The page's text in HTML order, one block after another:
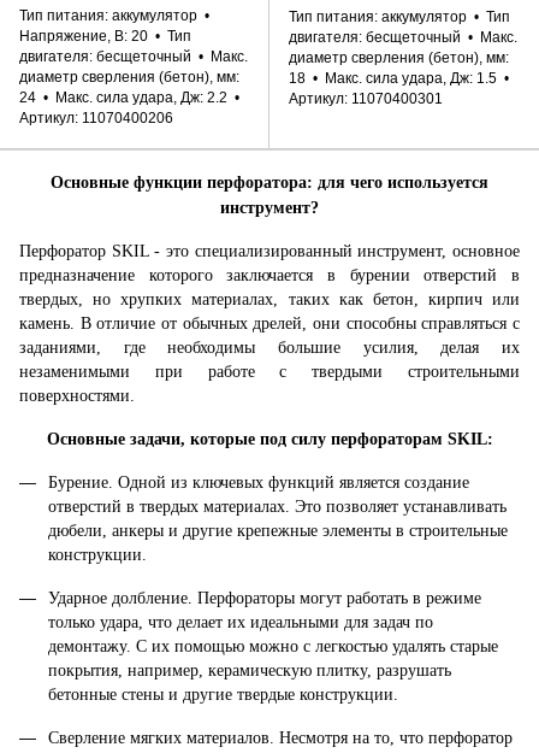
(RH1E3851CA+BR1E3137AA+C
R1E3122AA) промо-комплект
Тип питания аккумулятор
Напряжение, В 20
Тип
двигателя бесщеточный
Макс.
диаметр сверления (бетон), мм
24
Макс. сила удара, Дж 2.2
Артикул 11070400206
Тип питания аккумулятор
Тип
двигателя бесщеточный
Макс.
диаметр сверления (бетон), мм
18
Макс. сила удара, Дж 1.5
Артикул 11070400301
Основные функции перфоратора: для чего используется
инструмент?
Перфоратор SKIL - это специализированный инструмент, основное
предназначение которого заключается в бурении отверстий в
твердых, но хрупких материалах, таких как бетон, кирпич или
камень. В отличие от обычных дрелей, они способны справляться с
заданиями, где необходимы большие усилия, делая их
незаменимыми при работе с твердыми строительными
поверхностями.
Основные задачи, которые под силу перфораторам SKIL:
Бурение. Одной из ключевых функций является создание
отверстий в твердых материалах. Это позволяет устанавливать
дюбели, анкеры и другие крепежные элементы в строительные
конструкции.
Ударное долбление. Перфораторы могут работать в режиме
только удара, что делает их идеальными для задач по
демонтажу. С их помощью можно с легкостью удалять старые
покрытия, например, керамическую плитку, разрушать
бетонные стены и другие твердые конструкции.
Сверление мягких материалов. Несмотря на то, что перфоратор